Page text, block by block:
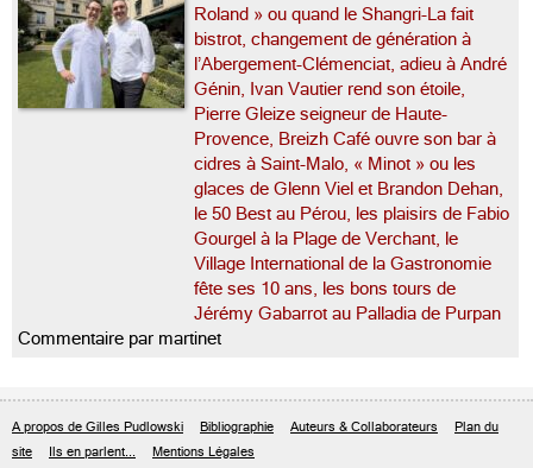
Roland » ou quand le Shangri-La fait
bistrot, changement de génération à
l’Abergement-Clémenciat, adieu à André
Génin, Ivan Vautier rend son étoile,
Pierre Gleize seigneur de Haute-
Provence, Breizh Café ouvre son bar à
cidres à Saint-Malo, « Minot » ou les
glaces de Glenn Viel et Brandon Dehan,
le 50 Best au Pérou, les plaisirs de Fabio
Gourgel à la Plage de Verchant, le
Village International de la Gastronomie
fête ses 10 ans, les bons tours de
Jérémy Gabarrot au Palladia de Purpan
Commentaire par martinet
A propos de Gilles Pudlowski Bibliographie Auteurs & Collaborateurs
Plan du
site
Ils en parlent... Mentions Légales